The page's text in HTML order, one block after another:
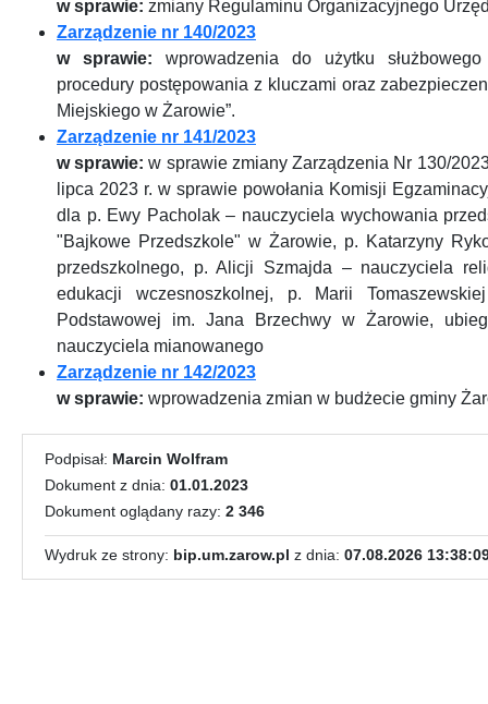
w sprawie: zmiany Regulaminu Organizacyjnego
Zarządzenie nr 140/2023
w sprawie: wprowadzenia do użytku
procedury postępowania z kluczami oraz
Miejskiego w Żarowie”.
Zarządzenie nr 141/2023
w sprawie:w sprawie zmiany Zarządzenia Nr 130/
lipca 2023 r. w sprawie powołania Komisji
dla p. Ewy Pacholak – nauczyciela wychowania
"Bajkowe Przedszkole" w Żarowie, p. Katarzyny
przedszkolnego, p. Alicji Szmajda – nauczyciela
edukacji wczesnoszkolnej, p. Marii
Podstawowej im. Jana Brzechwy w Żarowie,
nauczyciela mianowanego
Zarządzenie nr 142/2023
w sprawie: wprowadzenia zmian w budżecie gminy
Podpisał: Marcin Wolfram
Dokument z dnia: 01.01.2023
Dokument oglądany razy: 2 346
Wydruk ze strony: bip.um.zarow.pl z dnia: 07.08.2026